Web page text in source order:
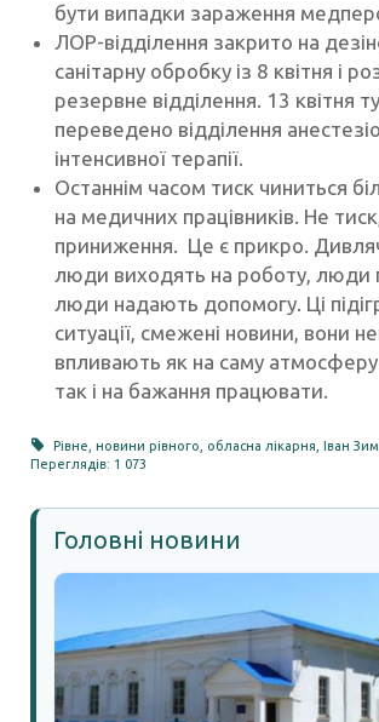
бути випадки зараження
ЛОР-відділення закрито на
санітарну обробку із 8 квітня і
резервне відділення. 13 квітня
переведено відділення
інтенсивної терапії.
Останнім часом тиск чиниться
на медичних працівників. Не
приниження. Це є прикро.
люди виходять на роботу, люди
люди надають допомогу. Ці
ситуації, смежені новини, вони
впливають як на саму атмосферу
так і на бажання працювати.
Рівне ,новини рівного обласна лікарня ,Іван
Переглядів: 1 073
Головні новини